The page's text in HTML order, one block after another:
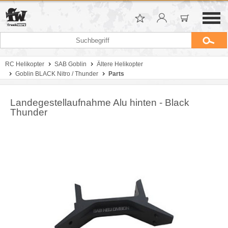
RC Helikopter SAB Goblin
Ältere Helikopter
Goblin BLACK Nitro / Thunder
Parts
Landegestellaufnahme Alu hinten - Black
Thunder